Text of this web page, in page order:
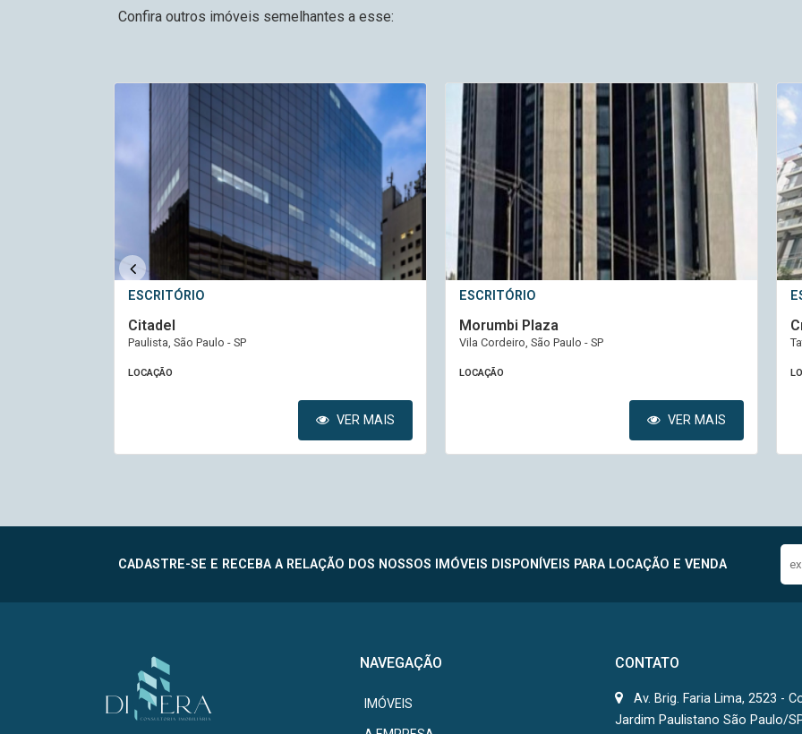
Confira outros imóveis semelhantes a esse:
ESCRITÓRIO
Citadel
Paulista, São Paulo - SP
LOCAÇÃO
VER MAIS
ESCRITÓRIO
Morumbi Plaza
Vila Cordeiro, São Paulo - SP
LOCAÇÃO
VER MAIS
CADASTRE-SE E RECEBA A RELAÇÃO DOS NOSSOS IMÓVEIS DISPONÍVEIS PARA LOCAÇÃO E VENDA
NAVEGAÇÃO
IMÓVEIS
CONTATO
Av. Brig. Faria Lima, 2523 -
Jardim Paulistano São Paulo/